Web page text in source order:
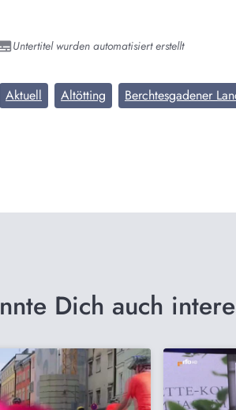
Untertitel wurden automatisiert erstellt
Aktuell Altötting Berchtesgadener
Dich auch